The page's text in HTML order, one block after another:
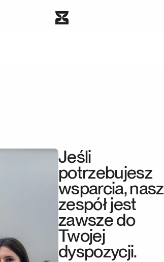
Jeśli
potrzebujesz
wsparcia, nasz
zespół jest
zawsze do
Twojej
dyspozycji.